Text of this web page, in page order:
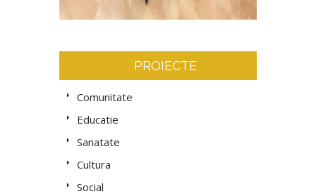
PROIECTE
Comunitate
Educatie
Sanatate
Cultura
Social